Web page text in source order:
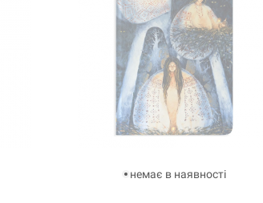
немає в наявності